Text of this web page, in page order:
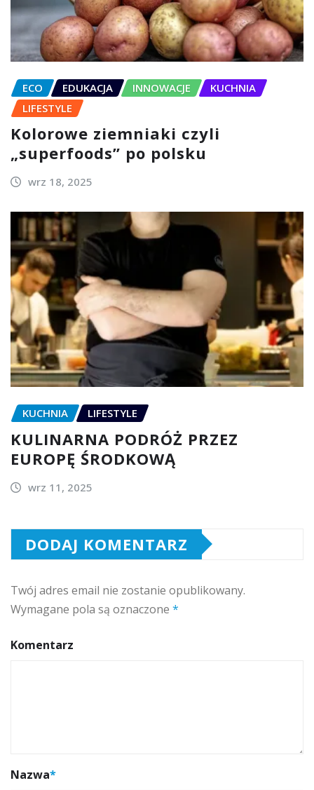
ECO EDUKACJA INNOWACJE
KUCHNIA
LIFESTYLE
Kolorowe ziemniaki czyli
„superfoods” po polsku
wrz 18, 2025
KUCHNIA LIFESTYLE
KULINARNA PODRÓŻ PRZEZ
EUROPĘ ŚRODKOWĄ
wrz 11, 2025
DODAJ KOMENTARZ
Twój adres email nie zostanie opublikowany.
Wymagane pola są oznaczone *
Komentarz
Nazwa*